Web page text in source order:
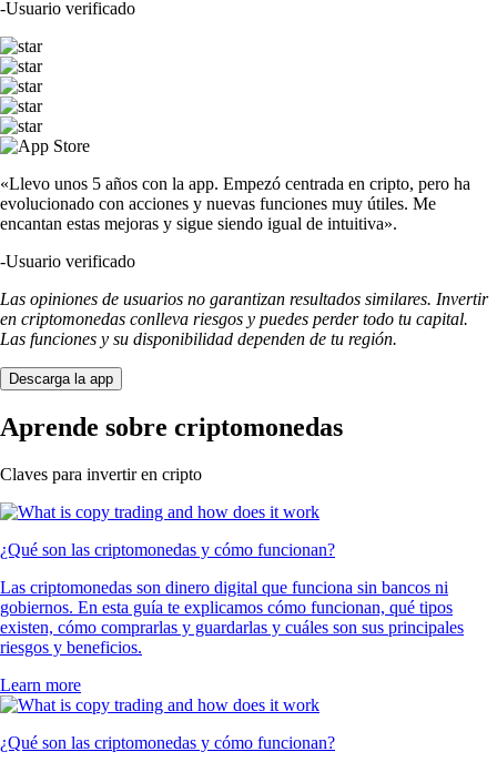
-Usuario verificado
«Llevo unos 5 años con la app. Empezó centrada en cripto, pero ha
evolucionado con acciones y nuevas funciones muy útiles. Me
encantan estas mejoras y sigue siendo igual de intuitiva».
-Usuario verificado
Las opiniones de usuarios no garantizan resultados similares. Invertir
en criptomonedas conlleva riesgos y puedes perder todo tu capital.
Las funciones y su disponibilidad dependen de tu región.
Descarga la app
Aprende sobre criptomonedas
Claves para invertir en cripto
¿Qué son las criptomonedas y cómo funcionan?
Las criptomonedas son dinero digital que funciona sin bancos ni
gobiernos. En esta guía te explicamos cómo funcionan, qué tipos
existen, cómo comprarlas y guardarlas y cuáles son sus principales
riesgos y beneficios.
Learn more
¿Qué son las criptomonedas y cómo funcionan?